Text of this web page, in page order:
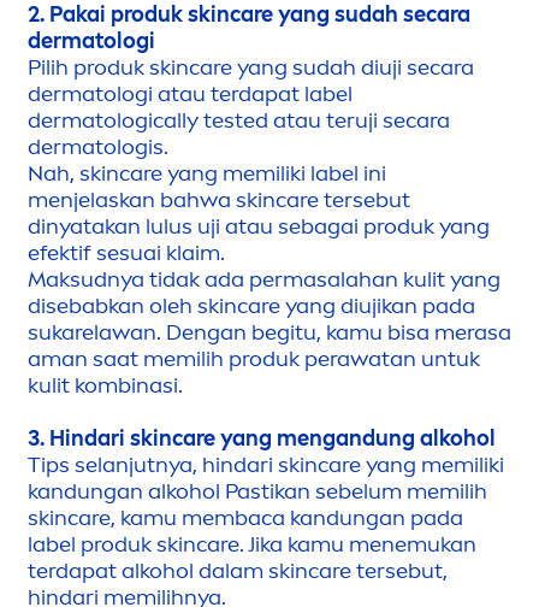
2. Pakai produkskincareyang sudah secara
dermatologi
Pilih produkskincareyang sudah diuji secara
dermatologi atau terdapat label
dermatologically tested atau teruji secara
dermatologis.
Nah, skincareyang memiliki label ini
menjelaskan bahwa skincaretersebut
dinyatakan lulus uji atau sebagai produk yang
efektif sesuai klaim.
Maksudnya tidak ada permasalahan kulit yang
disebabkan oleh skincareyang diujikan pada
sukarelawan. Dengan begitu, kamu bisa merasa
aman saat memilih produk perawatan untuk
kulit kombinasi.
3. Hindari skincareyang mengandung alkohol
Tips selanjutnya, hindari skincareyang memiliki
kandungan alkohol Pastikan sebelum memilih
skincare, kamu membaca kandungan pada
label produkskincare. Jika kamu menemukan
terdapat alkohol dalam skincaretersebut,
hindari memilihnya.